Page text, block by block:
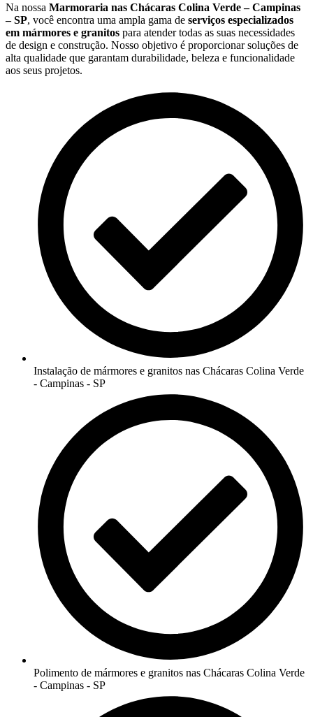
Na nossa Marmoraria nas Chácaras Colina Verde – Campinas
– SP, você encontra uma ampla gama de serviços especializados
em mármores e granitos para atender todas as suas necessidades
de design e construção. Nosso objetivo é proporcionar soluções de
alta qualidade que garantam durabilidade, beleza e funcionalidade
aos seus projetos.
Instalação de mármores e granitos nas Chácaras Colina Verde
- Campinas - SP
Polimento de mármores e granitos nas Chácaras Colina Verde
- Campinas - SP